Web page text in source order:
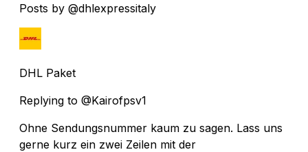
Posts by @dhlexpressitaly
DHL Paket
Replying to @Kairofpsv1
Ohne Sendungsnummer kaum zu sagen. Lass uns
gerne kurz ein zwei Zeilen mit der